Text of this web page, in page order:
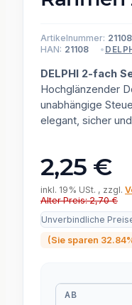
Artikelnummer: 21108
HAN: 21108
DELPHI 2-fach
Hochglänzender
unabhängige
elegant, sicher
2,25 €
inkl. 19% USt. , zzgl.
Alter Preis: 2,70 €
Unverbindliche
(Sie sparen
AB